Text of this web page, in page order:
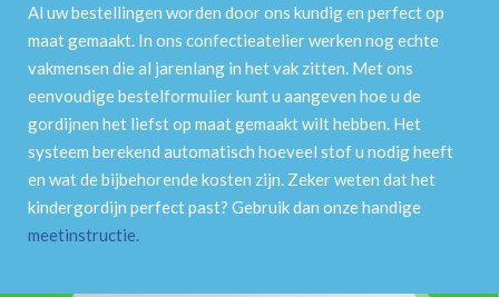
Al uw bestellingen worden door ons kundig en perfect op
maat gemaakt. In ons confectieatelier werken nog echte
vakmensen die al jarenlang in het vak zitten. Met ons
eenvoudige bestelformulier kunt u aangeven hoe u de
gordijnen het liefst op maat gemaakt wilt hebben. Het
systeem berekend automatisch hoeveel stof u nodig heeft
en wat de bijbehorende kosten zijn. Zeker weten dat het
kindergordijn perfect past? Gebruik dan onze handige
meetinstructie.